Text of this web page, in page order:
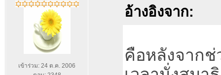
เข้าร่วม: 24 ต.ค. 2006
อ้างอิงจาก:
คือหลังจากช่